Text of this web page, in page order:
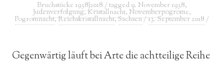
Bruchstücke 1938|2018 / tagged 9. November 1938,
Judenverfolgung,Kristallnacht, Novemberpogrome,
Pogromnacht,Reichskristallnacht,Sachsen/13. September 2018 /
Gegenwärtig läuft bei Arte die achtteilige Reihe